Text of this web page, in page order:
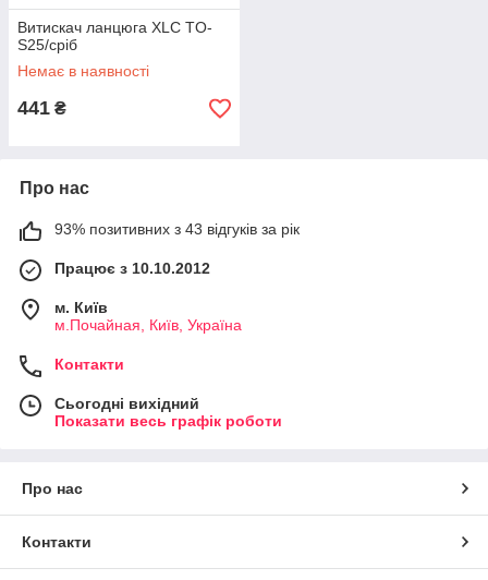
Витискач ланцюга XLC TO-
S25/сріб
Немає в наявності
441 ₴
Про нас
93% позитивних з 43 відгуків за рік
Працює з 10.10.2012
м. Київ
м.Почайная, Київ, Україна
Контакти
Сьогодні вихідний
Показати весь графік роботи
Про нас
Контакти